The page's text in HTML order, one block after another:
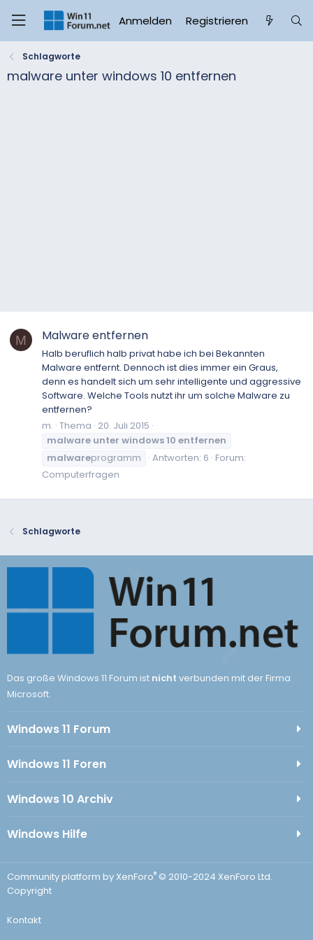
Anmelden Registrieren
Schlagworte
malware unter windows 10 entfernen
M Malware entfernen
Halb beruflich halb privat habe ich bei Bekannten
Malware entfernt. Dennoch ist dies immer ein Graus,
denn es handelt sich um sehr intelligente und aggressive
Software. Welche Tools nutzt ihr um solche Malware zu
entfernen?
m. Thema 20. Juli 2015
malware unter windows10 entfernen
malwareprogramm Antworten: 6 Forum:
Computerfragen
Schlagworte
Das große Windows 11 Forum ist nicht verbunden mit der Firma
Microsoft.
Windows 11 Forum
Windows 11 Foren
Windows 10 Archiv
Windows Hilfe
Community platform by XenForo® © 2010-2024 XenForo Ltd.
Copyright
Kontakt